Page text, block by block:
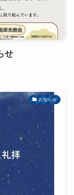
せ
お知らせ